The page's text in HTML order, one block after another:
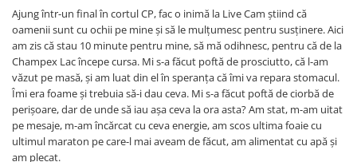
Ajung într-un final în cortul CP, fac o inimă la Live Cam știind că
oamenii sunt cu ochii pe mine și să le mulțumesc pentru susținere. Aici
am zis că stau 10 minute pentru mine, să mă odihnesc, pentru că de la
Champex Lac începe cursa. Mi s-a făcut poftă de prosciutto, că l-am
văzut pe masă, și am luat din el în speranța că îmi va repara stomacul.
Îmi era foame și trebuia să-i dau ceva. Mi s-a făcut poftă de ciorbă de
perișoare, dar de unde să iau așa ceva la ora asta? Am stat, m-am uitat
pe mesaje, m-am încărcat cu ceva energie, am scos ultima foaie cu
ultimul maraton pe care-l mai aveam de făcut, am alimentat cu apă și
am plecat.